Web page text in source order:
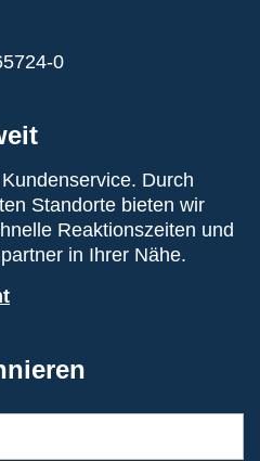
0
Durch
Standorte bieten wir
Reaktionszeiten und
in Ihrer Nähe.